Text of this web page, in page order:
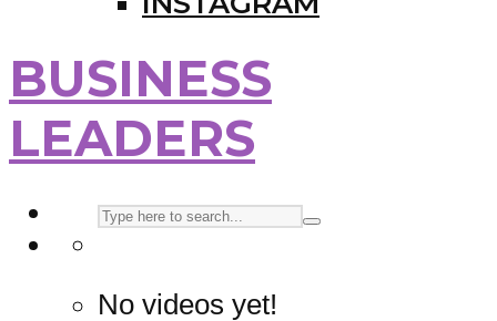
BUSINESS
LEADERS
No videos yet!